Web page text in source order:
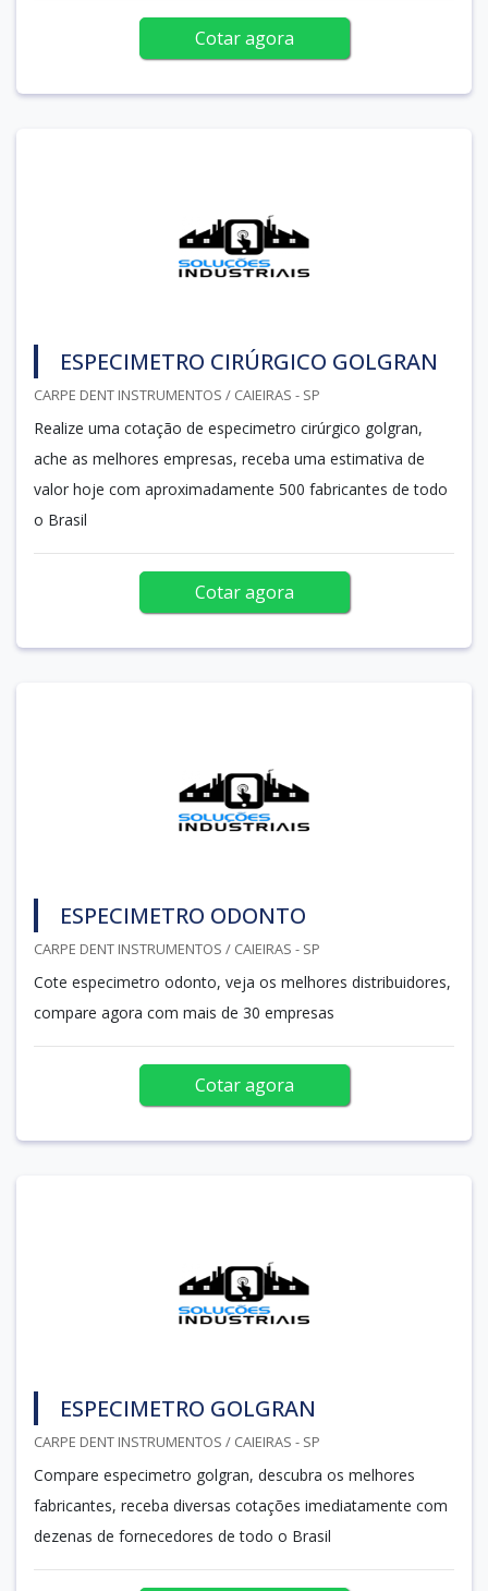
Cotar agora
ESPECIMETRO CIRÚRGICO GOLGRAN
CARPE DENT INSTRUMENTOS / CAIEIRAS - SP
Realize uma cotação de especimetro cirúrgico golgran,
ache as melhores empresas, receba uma estimativa de
valor hoje com aproximadamente 500 fabricantes de todo
o Brasil
Cotar agora
ESPECIMETRO ODONTO
CARPE DENT INSTRUMENTOS / CAIEIRAS - SP
Cote especimetro odonto, veja os melhores distribuidores,
compare agora com mais de 30 empresas
Cotar agora
ESPECIMETRO GOLGRAN
CARPE DENT INSTRUMENTOS / CAIEIRAS - SP
Compare especimetro golgran, descubra os melhores
fabricantes, receba diversas cotações imediatamente com
dezenas de fornecedores de todo o Brasil